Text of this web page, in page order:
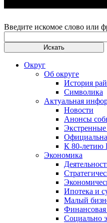
Введите искомое слово или
Округ
Об округе
История
Символика
Актуальная
Новости
Анонсы
К 80-летию
Экономика
Ипотека и
Малый
Финансовая
Социально